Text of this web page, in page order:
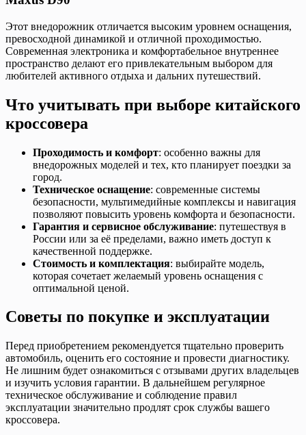
Этот внедорожник отличается высоким уровнем оснащения,
превосходной динамикой и отличной проходимостью.
Современная электроника и комфортабельное внутреннее
пространство делают его привлекательным выбором для
любителей активного отдыха и дальних путешествий.
Что учитывать при выборе китайского
кроссовера
Проходимость и комфорт: особенно важны для
внедорожных моделей и тех, кто планирует поездки за
город.
Техническое оснащение: современные системы
безопасности, мультимедийные комплексы и навигация
позволяют повысить уровень комфорта и безопасности.
Гарантия и сервисное обслуживание: путешествуя в
России или за её пределами, важно иметь доступ к
качественной поддержке.
Стоимость и комплектация: выбирайте модель,
которая сочетает желаемый уровень оснащения с
оптимальной ценой.
Советы по покупке и эксплуатации
Перед приобретением рекомендуется тщательно проверить
автомобиль, оценить его состояние и провести диагностику.
Не лишним будет ознакомиться с отзывами других владельцев
и изучить условия гарантии. В дальнейшем регулярное
техническое обслуживание и соблюдение правил
эксплуатации значительно продлят срок службы вашего
кроссовера.